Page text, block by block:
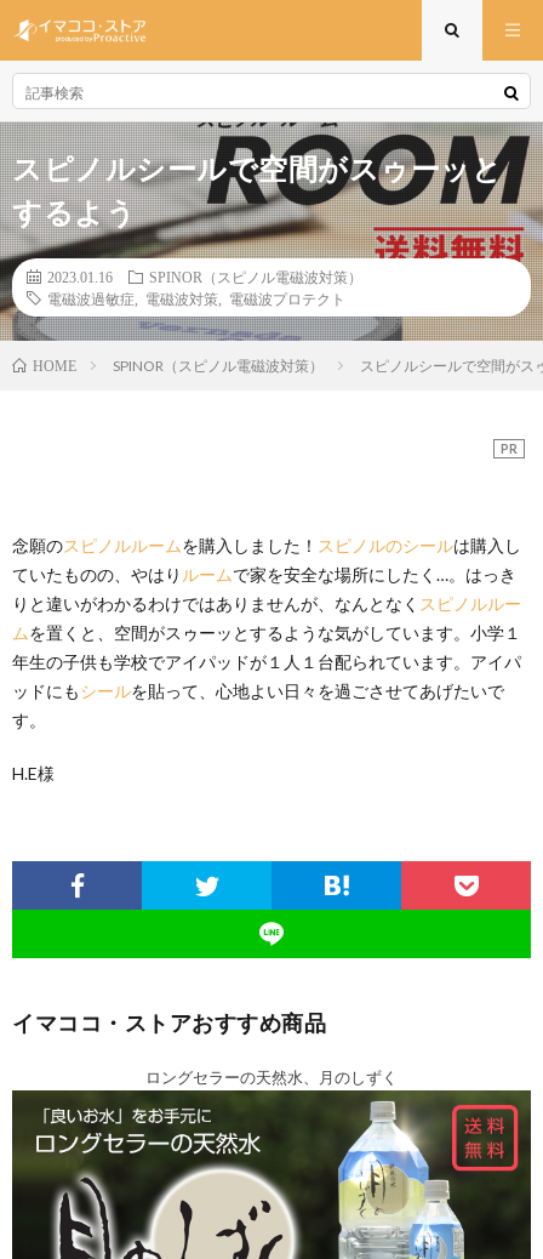
スピノルシールで空間がスゥーッと
するよう
2023.01.16
SPINOR（スピノル電磁波対策）
電磁波過敏症
電磁波対策 電磁波プロテクト
HOME SPINOR（スピノル電磁波対策） スピノルシールで空間がス
PR
念願のスピノルルームを購入しました！ スピノルのシールは購入し
ていたものの、やはり ルームで家を安全な場所にしたく…。はっき
りと違いがわかるわけではありませんが、なんとなく スピノルルー
ムを置くと、空間がスゥーッとするような気がしています。小学１
年生の子供も学校でアイパッドが１人１台配られています。アイパ
ッドにもシールを貼って、心地よい日々を過ごさせてあげたいで
す。
H.E様
イマココ・ストアおすすめ商品
ロングセラーの天然水、月のしずく